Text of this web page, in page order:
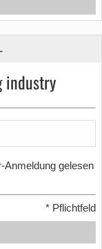
industry
Anmeldung gelesen
* Pflichtfeld